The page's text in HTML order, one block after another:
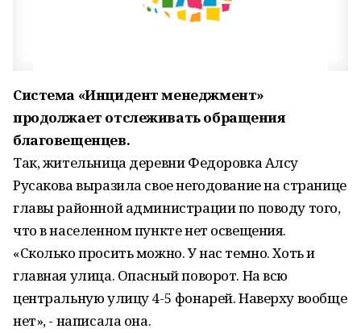
Система «Инцидент менеджмент»
продолжает отслеживать обращения
благовещенцев.
Так, жительница деревни Федоровка Алсу
Русакова выразила свое негодование на странице
главы районной администрации по поводу того,
что в населенном пункте нет освещения.
«Сколько просить можно. У нас темно. Хоть и
главная улица. Опасный поворот. На всю
центральную улицу 4-5 фонарей. Наверху вообще
нет», - написала она.